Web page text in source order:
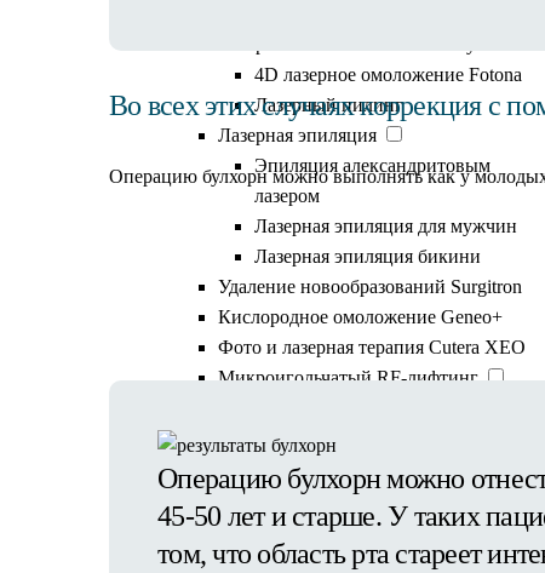
4D лазерное омоложение Fotona
Лазерный пилинг
Лазерная эпиляция
Эпиляция александритовым
лазером
Лазерная эпиляция для мужчин
Лазерная эпиляция бикини
Удаление новообразований Surgitron
Кислородное омоложение Geneo+
Фото и лазерная терапия Cutera XEO
Микроигольчатый RF-лифтинг
Удаление шрамов лазером
Удаление пигментных пятен
Удаление гемангиомы
Удаление папилом
Лазерное удаление родинок
Во всех этих случаях коррекция с
Операцию булхорн можно выполнять как у
Каких результатов
Операцию булхорн можно
45-50 лет и старше. У таких
том, что область рта стареет